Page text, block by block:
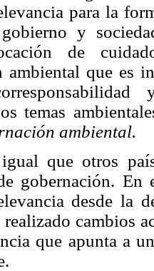
para la
y
de
ambiental que es
temas
ambiental.
que otros
gobernación. En
desde la
cambios
que apunta a